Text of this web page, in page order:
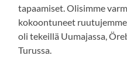
tapaamiset. Olisimme
kokoontuneet
oli tekeillä Uumajassa,
Turussa.